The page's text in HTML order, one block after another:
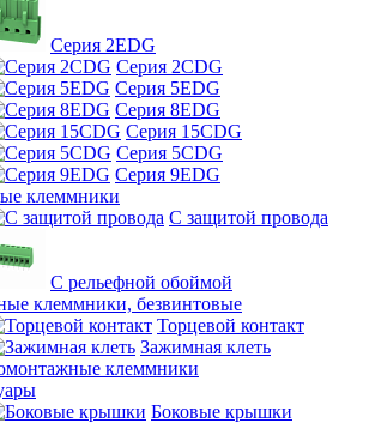
Серия 2EDG
Серия 2CDG
Серия 5EDG
Серия 8EDG
Серия 15CDG
Серия 5CDG
Серия 9EDG
клеммники
С защитой провода
C рельефной обоймой
клеммники, безвинтовые
Торцевой контакт
Зажимная клеть
клеммники
Боковые крышки